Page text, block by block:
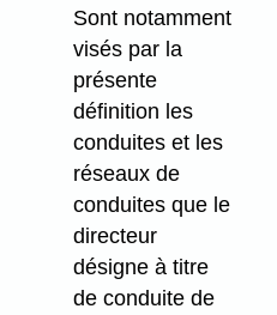
Sont notamment
visés par la
présente
définition les
conduites et les
réseaux de
conduites que le
directeur
désigne à titre
de conduite de